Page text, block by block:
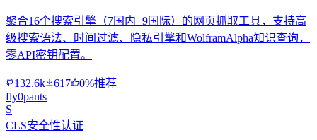
聚合16个搜索引擎（7国内+9国际）的网页抓取工具，支持高
级搜索语法、时间过滤、隐私引擎和WolframAlpha知识查询，
零API密钥配置。
132.6k 617
0%推荐
fly0pants
S
CLS安全性认证